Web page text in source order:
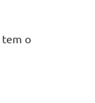
tem o